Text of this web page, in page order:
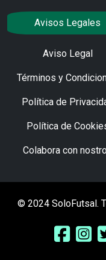
Avisos Legales
Aviso Legal
Términos y
Política de
Política de
Colabora con
© 2024 SoloFutsal.